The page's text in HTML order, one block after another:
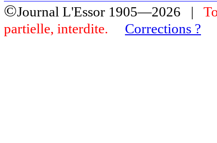
©Journal L'Essor 1905—2026 |
partielle, interdite.
Corrections ?